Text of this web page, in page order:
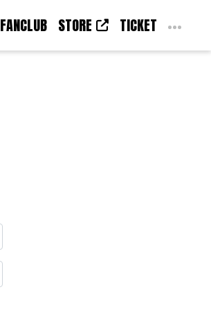
FANCLUB STORE TICKET